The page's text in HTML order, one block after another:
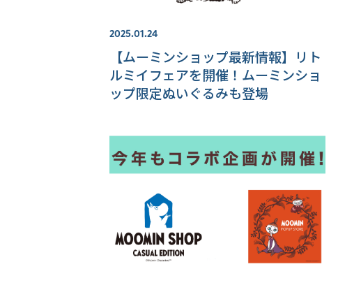
2025.01.24
【ムーミンショップ最新情報】リト
ルミイフェアを開催！ムーミンショ
ップ限定ぬいぐるみも登場